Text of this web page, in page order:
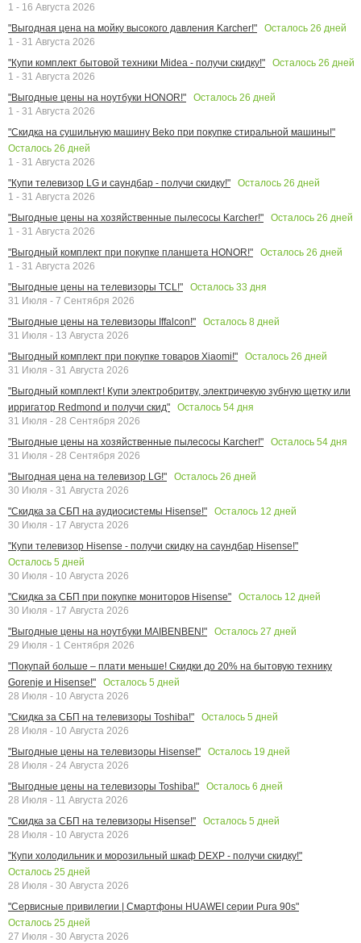
1 - 16 Августа 2026
"Выгодная цена на мойку высокого давления Karcher!"
Осталось 26 дней
1 - 31 Августа 2026
"Купи комплект бытовой техники Midea - получи скидку!"
Осталось 26 дней
1 - 31 Августа 2026
"Выгодные цены на ноутбуки HONOR!"
Осталось 26 дней
1 - 31 Августа 2026
"Скидка на сушильную машину Beko при покупке стиральной машины!"
Осталось 26 дней
1 - 31 Августа 2026
"Купи телевизор LG и саундбар - получи скидку!"
Осталось 26 дней
1 - 31 Августа 2026
"Выгодные цены на хозяйственные пылесосы Karcher!"
Осталось 26 дней
1 - 31 Августа 2026
"Выгодный комплект при покупке планшета HONOR!"
Осталось 26 дней
1 - 31 Августа 2026
"Выгодные цены на телевизоры TCL!"
Осталось 33 дня
31 Июля - 7 Сентября 2026
"Выгодные цены на телевизоры Iffalcon!"
Осталось 8 дней
31 Июля - 13 Августа 2026
"Выгодный комплект при покупке товаров Xiaomi!"
Осталось 26 дней
31 Июля - 31 Августа 2026
"Выгодный комплект! Купи электробритву, электричекую зубную щетку или
ирригатор Redmond и получи скид"
Осталось 54 дня
31 Июля - 28 Сентября 2026
"Выгодные цены на хозяйственные пылесосы Karcher!"
Осталось 54 дня
31 Июля - 28 Сентября 2026
"Выгодная цена на телевизор LG!"
Осталось 26 дней
30 Июля - 31 Августа 2026
"Скидка за СБП на аудиосистемы Hisense!"
Осталось 12 дней
30 Июля - 17 Августа 2026
"Купи телевизор Hisense - получи скидку на саундбар Hisense!"
Осталось 5 дней
30 Июля - 10 Августа 2026
"Скидка за СБП при покупке мониторов Hisense"
Осталось 12 дней
30 Июля - 17 Августа 2026
"Выгодные цены на ноутбуки MAIBENBEN!"
Осталось 27 дней
29 Июля - 1 Сентября 2026
"Покупай больше – плати меньше! Скидки до 20% на бытовую технику
Gorenje и Hisense!"
Осталось 5 дней
28 Июля - 10 Августа 2026
"Скидка за СБП на телевизоры Toshiba!"
Осталось 5 дней
28 Июля - 10 Августа 2026
"Выгодные цены на телевизоры Hisense!"
Осталось 19 дней
28 Июля - 24 Августа 2026
"Выгодные цены на телевизоры Toshiba!"
Осталось 6 дней
28 Июля - 11 Августа 2026
"Скидка за СБП на телевизоры Hisense!"
Осталось 5 дней
28 Июля - 10 Августа 2026
"Купи холодильник и морозильный шкаф DEXP - получи скидку!"
Осталось 25 дней
28 Июля - 30 Августа 2026
"Сервисные привилегии | Смартфоны HUAWEI серии Pura 90s"
Осталось 25 дней
27 Июля - 30 Августа 2026